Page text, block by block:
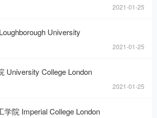
2021-01-25
University
2021-01-25
University College London
2021-01-25
学院 Imperial College London